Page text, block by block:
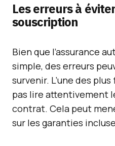
Les erreurs à
souscription
Bien que l’assurance
simple, des erreurs
survenir. L’une des
pas lire attentivement
contrat. Cela peut
sur les garanties